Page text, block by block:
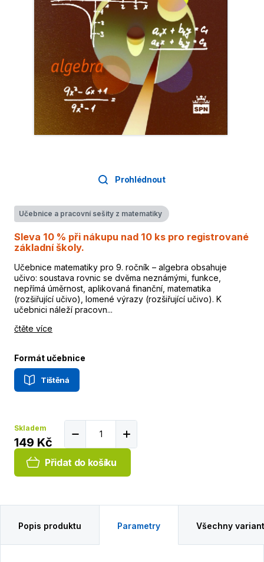
Prohlédnout
Učebnice a pracovní sešity z matematiky
Sleva 10 % při nákupu nad 10 ks pro registrované
základní školy.
Učebnice matematiky pro 9. ročník – algebra obsahuje
učivo: soustava rovnic se dvěma neznámými, funkce,
nepřímá úměrnost, aplikovaná finanční, matematika
(rozšiřující učivo), lomené výrazy (rozšiřující učivo). K
učebnici náleží pracovn...
čtěte více
Formát učebnice
Tištěná
Skladem
149 Kč
Přidat do košíku
Popis produktu Parametry Všechny